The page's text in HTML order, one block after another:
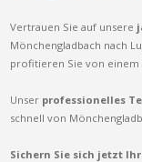
Vertrauen Sie auf unsere
Mönchengladbach nach
profitieren Sie von einem
Unser professionelles
schnell von
Sichern Sie sich jetzt